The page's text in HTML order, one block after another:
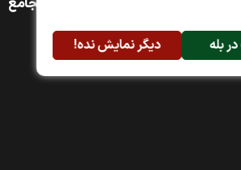
بله دیگر نمایش نده!
به مجمع نماد دلخواه به صفحه مجامع
کنید.